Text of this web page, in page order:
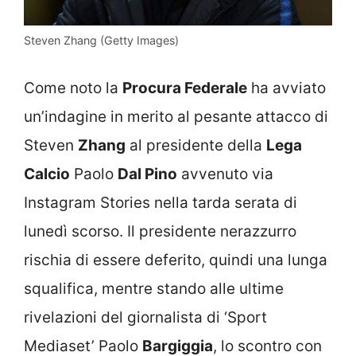
Steven Zhang (Getty Images)
Come noto la Procura Federale ha avviato
un’indagine in merito al pesante attacco di
Steven Zhang al presidente della Lega
Calcio Paolo Dal Pino avvenuto via
Instagram Stories nella tarda serata di
lunedì scorso. Il presidente nerazzurro
rischia di essere deferito, quindi una lunga
squalifica, mentre stando alle ultime
rivelazioni del giornalista di ‘Sport
Mediaset’ Paolo Bargiggia, lo scontro con